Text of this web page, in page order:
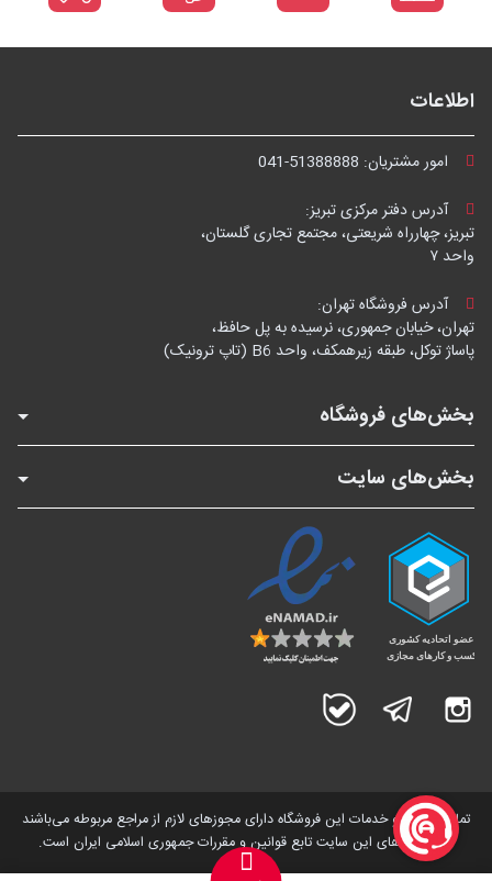
اطلاعات
امور مشتریان: 041-51388888
آدرس دفتر مرکزی تبریز:
تبریز، چهارراه شریعتی، مجتمع تجاری گلستان،
واحد ۷
آدرس فروشگاه تهران:
تهران، خیابان جمهوری، نرسیده به پل حافظ،
پاساژ توکل، طبقه زیرهمکف، واحد B6 (تاپ ترونیک)
بخش‌های فروشگاه
بخش‌های سایت
اینستاگرام تلگرام
تمامی کالاها و خدمات این فروشگاه دارای مجوز‌های لازم از مراجع مربوطه می‌باشند
و فعالیت های این سایت تابع قوانین و مقررات جمهوری اسلامی ایران است.